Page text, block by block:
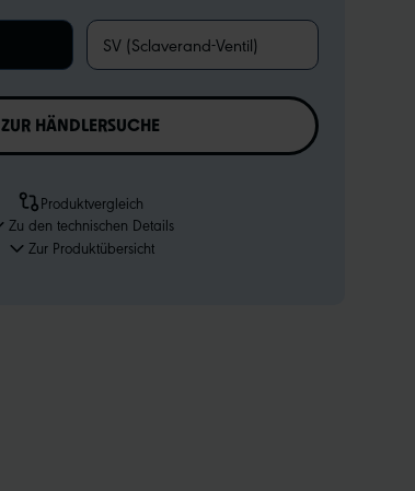
SV (Sclaverand-Ventil)
ZUR HÄNDLERSUCHE
Produktvergleich
Zu den technischen Details
Zur Produktübersicht